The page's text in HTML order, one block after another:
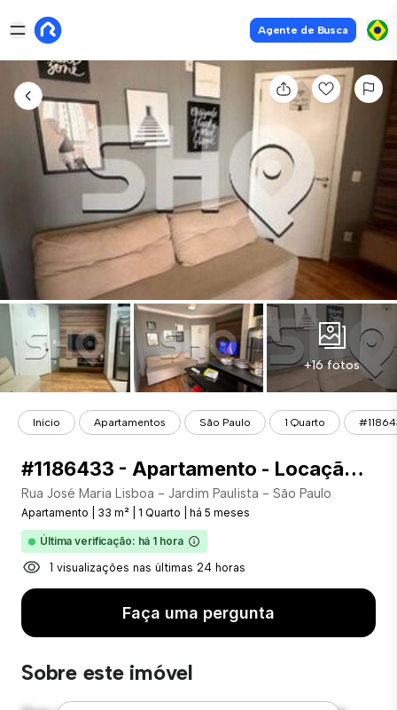
Agente de Busca
+16 fotos
Início Apartamentos São Paulo 1 Quarto
#1186433 - Apartamento - Locação com 33.00 m² , 1 Quarto(s), por R$ 4.000
Rua José Maria Lisboa - Jardim Paulista - São Paulo
Apartamento 33 m² 1 Quarto há 5 meses
Última verificação: há 1 hora
1 visualizações nas últimas 24 horas
Faça uma pergunta
Sobre este imóvel